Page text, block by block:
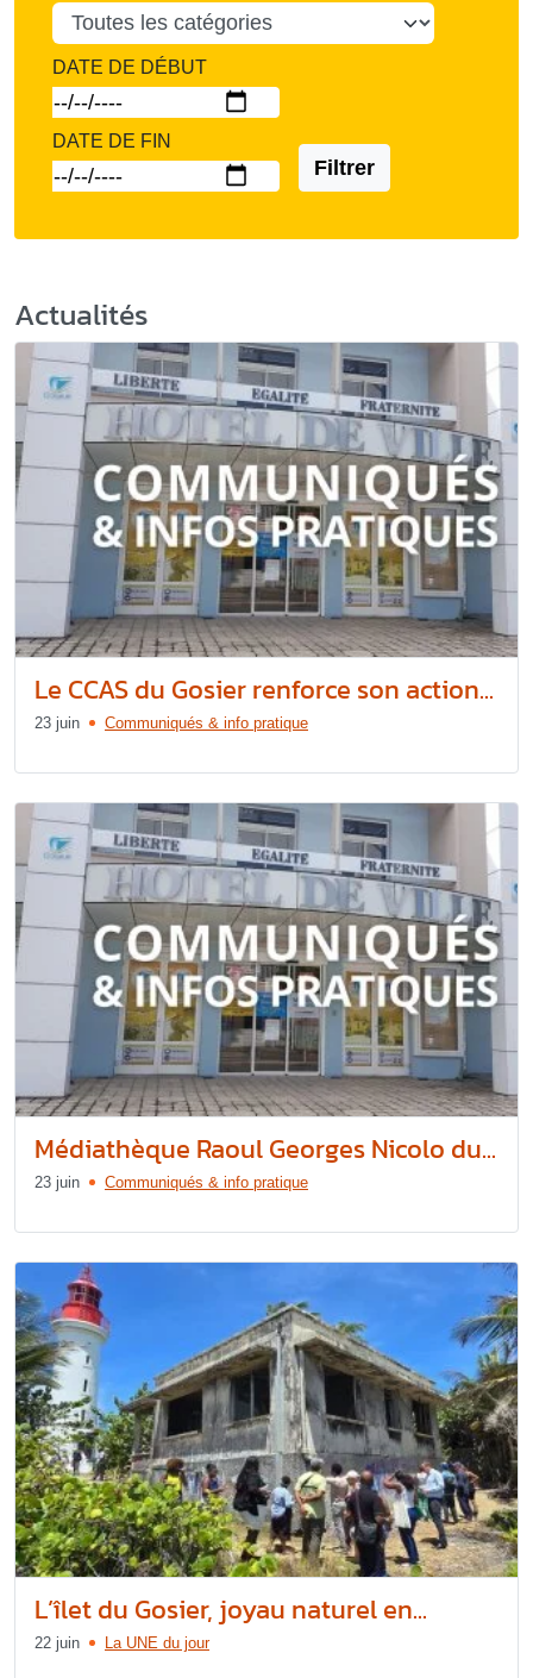
DATE DE DÉBUT
DATE DE FIN
Filtrer
Actualités
Le CCAS du Gosier renforce son action...
23 juin Communiqués & info pratique
Médiathèque Raoul Georges Nicolo du...
23 juin Communiqués & info pratique
L’îlet du Gosier, joyau naturel en...
22 juin La UNE du jour